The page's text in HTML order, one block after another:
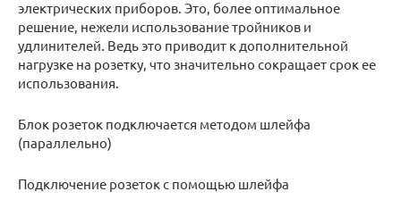
электрических приборов. Это, более оптимальное
решение, нежели использование тройников и
удлинителей. Ведь это приводит к дополнительной
нагрузке на розетку, что значительно сокращает срок ее
использования.
Блок розеток подключается методом шлейфа
(параллельно)
Подключение розеток с помощью шлейфа